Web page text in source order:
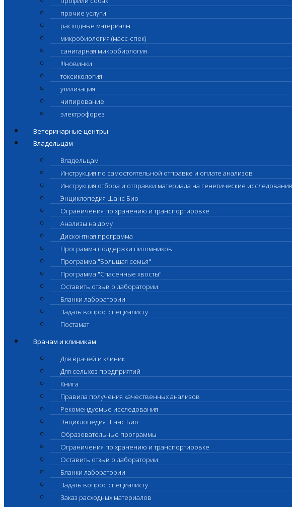
прочие услуги
расходные материалы
микробиология (масс-спек)
санитарная микробиология
!!!новинки
токсикология
утилизация
чипирование
электрофорез
Ветеринарные центры
Владельцам
Владельцам
Инструкция по самостоятельной отправке и оплате анализов
Инструкция отбора и отправки материала на генетические исследования
Энциклопедия Шанс Био
Ограничения по хранению и транспортировке
Анализы на дому
Дисконтная программа
Программа поддержки питомников
Программа "Большая семья"
Программа "Спасенные хвосты"
Оставить отзыв о лаборатории
Бланки лаборатории
Задать вопрос специалисту
Постамат
Врачам и клиникам
Для врачей и клиник
Для сельхоз предприятий
Книга
Правила получения качественных анализов
Рекомендуемые исследования
Энциклопедия Шанс Био
Образовательные программы
Ограничения по хранению и транспортировке
Оставить отзыв о лаборатории
Бланки лаборатории
Задать вопрос специалисту
Заказ расходных материалов